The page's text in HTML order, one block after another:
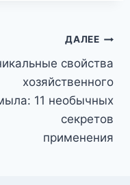
ДАЛЕЕ
свойства
хозяйственного
11 необычных
секретов
применения